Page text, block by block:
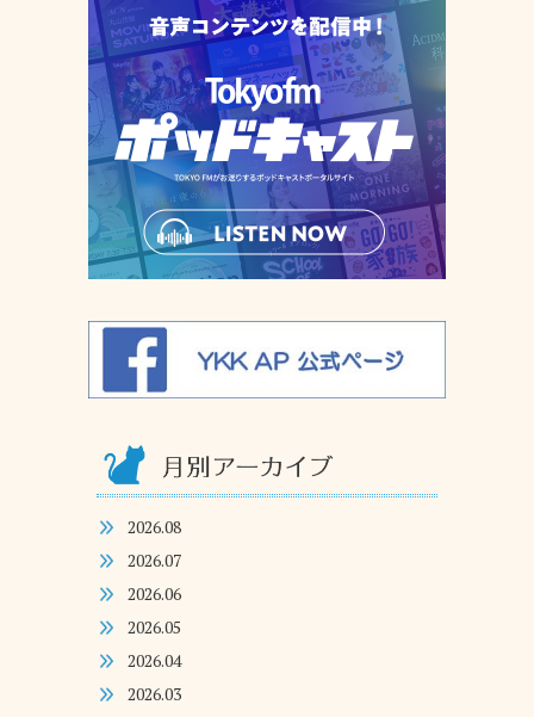
2026.08
2026.07
2026.06
2026.05
2026.04
2026.03